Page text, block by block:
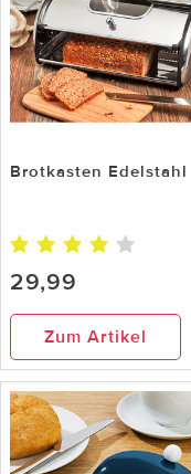
Brotkasten Edelstahl
29,99
Zum Artikel